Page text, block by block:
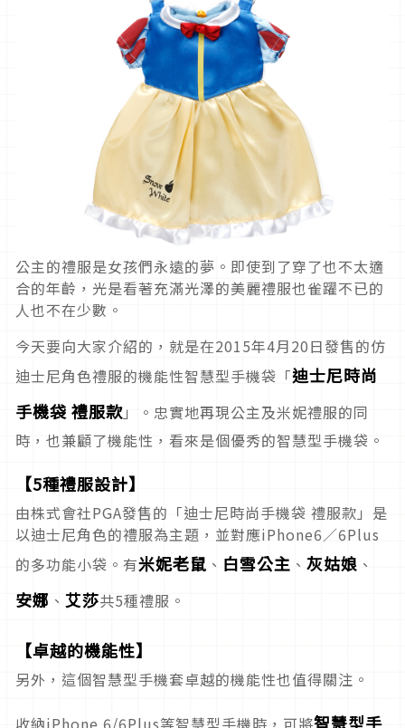
公主的禮服是女孩們永遠的夢。即使到了穿了也不太適
合的年齡，光是看著充滿光澤的美麗禮服也雀躍不已的
人也不在少數。
今天要向大家介紹的，就是在2015年4月20日發售的仿
迪士尼角色禮服的機能性智慧型手機袋「迪士尼時尚
手機袋 禮服款」。忠實地再現公主及米妮禮服的同
時，也兼顧了機能性，看來是個優秀的智慧型手機袋。
【5種禮服設計】
由株式會社PGA發售的「迪士尼時尚手機袋 禮服款」是
以迪士尼角色的禮服為主題，並對應iPhone6／6Plus
的多功能小袋。有米妮老鼠 、 白雪公主 、 灰姑娘 、
安娜 、 艾莎共5種禮服。
【卓越的機能性】
另外，這個智慧型手機套卓越的機能性也值得關注。
收納iPhone 6/6Plus等智慧型手機時，可將智慧型手